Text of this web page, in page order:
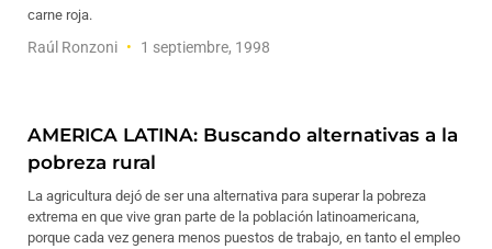
carne roja.
Raúl Ronzoni 1 septiembre, 1998
AMERICA LATINA: Buscando alternativas a la
pobreza rural
La agricultura dejó de ser una alternativa para superar la pobreza
extrema en que vive gran parte de la población latinoamericana,
porque cada vez genera menos puestos de trabajo, en tanto el empleo